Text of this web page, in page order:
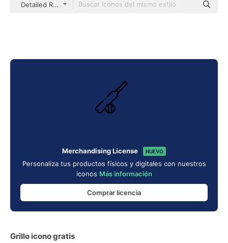
Detailed Rounded Lineal
Merchandising License NUEVO
Personaliza tus productos físicos y digitales con nuestros
iconos Más información
Comprar licencia
Grillo icono gratis